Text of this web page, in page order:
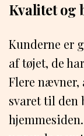
Kvalitet og
Kunderne er
af tøjet, de
Flere
svaret til den